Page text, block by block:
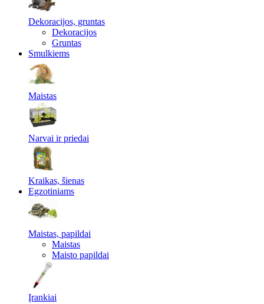
Dekoracijos, gruntas
Dekoracijos
Gruntas
Smulkiems
Maistas
Narvai ir priedai
Kraikas, šienas
Egzotiniams
Maistas, papildai
Maistas
Maisto papildai
Įrankiai